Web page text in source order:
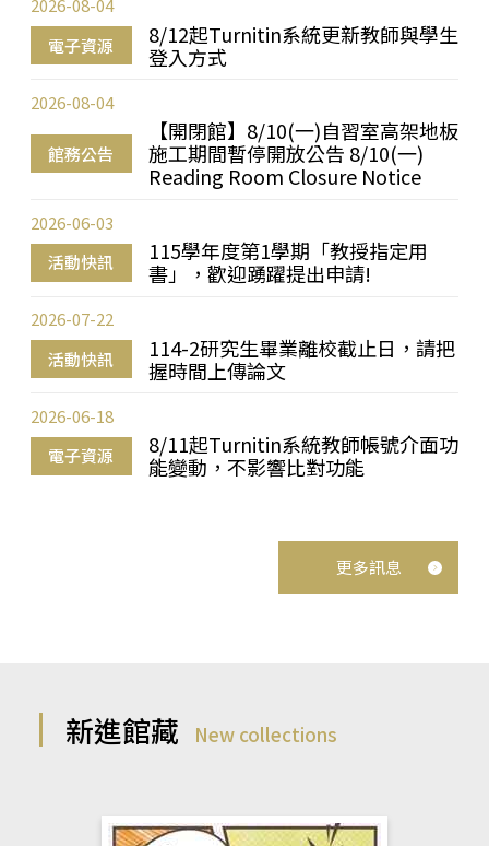
電子資源
8/12起Turnitin系統更新教師與學生
登入方式
2026-08-04
館務公告
【開閉館】8/10(一)自習室高架地板
施工期間暫停開放公告 8/10(一)
Reading Room Closure Notice
2026-08-04
活動快訊
115學年度第1學期「教授指定用
書」，歡迎踴躍提出申請!
2026-06-03
活動快訊
114-2研究生畢業離校截止日，請把
握時間上傳論文
2026-07-22
電子資源
8/11起Turnitin系統教師帳號介面功
能變動，不影響比對功能
2026-06-18
更多訊息
新進館藏 New collections